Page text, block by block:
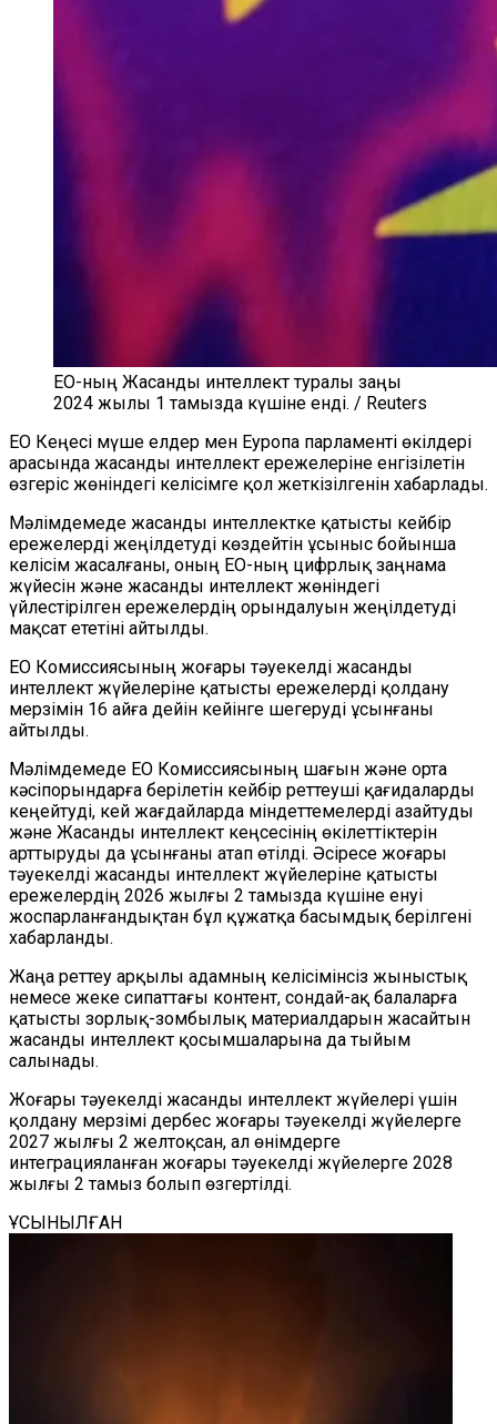
ЕО-ның Жасанды интеллект туралы заңы
2024 жылы 1 тамызда күшіне енді. / Reuters
ЕО Кеңесі мүше елдер мен Еуропа парламенті өкілдері
арасында жасанды интеллект ережелеріне енгізілетін
өзгеріс жөніндегі келісімге қол жеткізілгенін хабарлады.
Мәлімдемеде жасанды интеллектке қатысты кейбір
ережелерді жеңілдетуді көздейтін ұсыныс бойынша
келісім жасалғаны, оның ЕО-ның цифрлық заңнама
жүйесін және жасанды интеллект жөніндегі
үйлестірілген ережелердің орындалуын жеңілдетуді
мақсат ететіні айтылды.
ЕО Комиссиясының жоғары тәуекелді жасанды
интеллект жүйелеріне қатысты ережелерді қолдану
мерзімін 16 айға дейін кейінге шегеруді ұсынғаны
айтылды.
Мәлімдемеде ЕО Комиссиясының шағын және орта
кәсіпорындарға берілетін кейбір реттеуші қағидаларды
кеңейтуді, кей жағдайларда міндеттемелерді азайтуды
және Жасанды интеллект кеңсесінің өкілеттіктерін
арттыруды да ұсынғаны атап өтілді. Әсіресе жоғары
тәуекелді жасанды интеллект жүйелеріне қатысты
ережелердің 2026 жылғы 2 тамызда күшіне енуі
жоспарланғандықтан бұл құжатқа басымдық берілгені
хабарланды.
Жаңа реттеу арқылы адамның келісімінсіз жыныстық
немесе жеке сипаттағы контент, сондай-ақ балаларға
қатысты зорлық-зомбылық материалдарын жасайтын
жасанды интеллект қосымшаларына датыйым
салынады.
Жоғары тәуекелді жасанды интеллект жүйелері үшін
қолдану мерзімі дербес жоғары тәуекелді жүйелерге
2027 жылғы 2 желтоқсан, ал өнімдерге
интеграцияланған жоғары тәуекелді жүйелерге 2028
жылғы 2 тамыз болып өзгертілді.
ҰСЫНЫЛҒАН